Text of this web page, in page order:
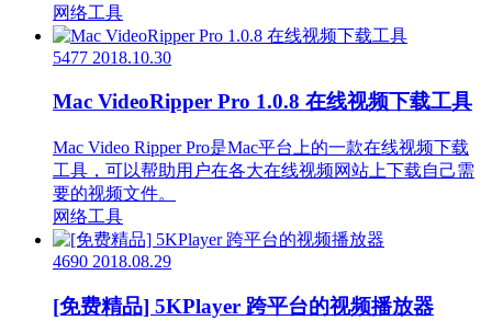
网络工具
5477 2018.10.30
Mac VideoRipper Pro 1.0.8 在线视频下载工具
Mac Video Ripper Pro是Mac平台上的一款在线视频下载
工具，可以帮助用户在各大在线视频网站上下载自己需
要的视频文件。
网络工具
4690 2018.08.29
[免费精品] 5KPlayer 跨平台的视频播放器